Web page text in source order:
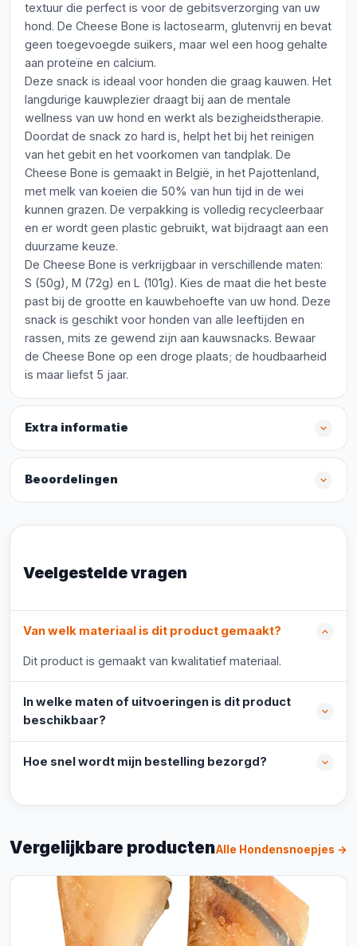
textuur die perfect is voor de gebitsverzorging van uw
hond. De Cheese Bone is lactosearm, glutenvrij en bevat
geen toegevoegde suikers, maar wel een hoog gehalte
aan proteïne en calcium.
Deze snack is ideaal voor honden die graag kauwen. Het
langdurige kauwplezier draagt bij aan de mentale
wellness van uw hond en werkt als bezigheidstherapie.
Doordat de snack zo hard is, helpt het bij het reinigen
van het gebit en het voorkomen van tandplak. De
Cheese Bone is gemaakt in België, in het Pajottenland,
met melk van koeien die 50% van hun tijd in de wei
kunnen grazen. De verpakking is volledig recycleerbaar
en er wordt geen plastic gebruikt, wat bijdraagt aan een
duurzame keuze.
De Cheese Bone is verkrijgbaar in verschillende maten:
S (50g), M (72g) en L (101g). Kies de maat die het beste
past bij de grootte en kauwbehoefte van uw hond. Deze
snack is geschikt voor honden van alle leeftijden en
rassen, mits ze gewend zijn aan kauwsnacks. Bewaar
de Cheese Bone op een droge plaats; de houdbaarheid
is maar liefst 5 jaar.
Extra informatie
Beoordelingen
Veelgestelde vragen
Van welk materiaal is dit product gemaakt?
Dit product is gemaakt van kwalitatief materiaal.
In welke maten of uitvoeringen is dit product
beschikbaar?
Hoe snel wordt mijn bestelling bezorgd?
Vergelijkbare productenAlle Hondensnoepjes →